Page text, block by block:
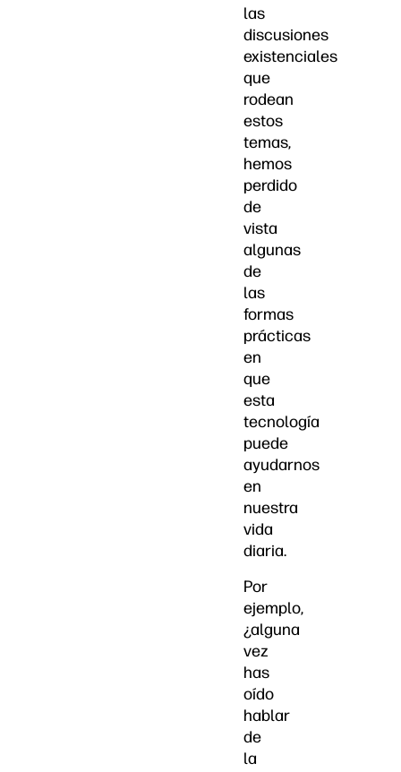
las
discusiones
existenciales
que
rodean
estos
temas,
hemos
perdido
de
vista
algunas
de
las
formas
prácticas
en
que
esta
tecnología
puede
ayudarnos
en
nuestra
vida
diaria.
Por
ejemplo,
¿alguna
vez
has
oído
hablar
de
la